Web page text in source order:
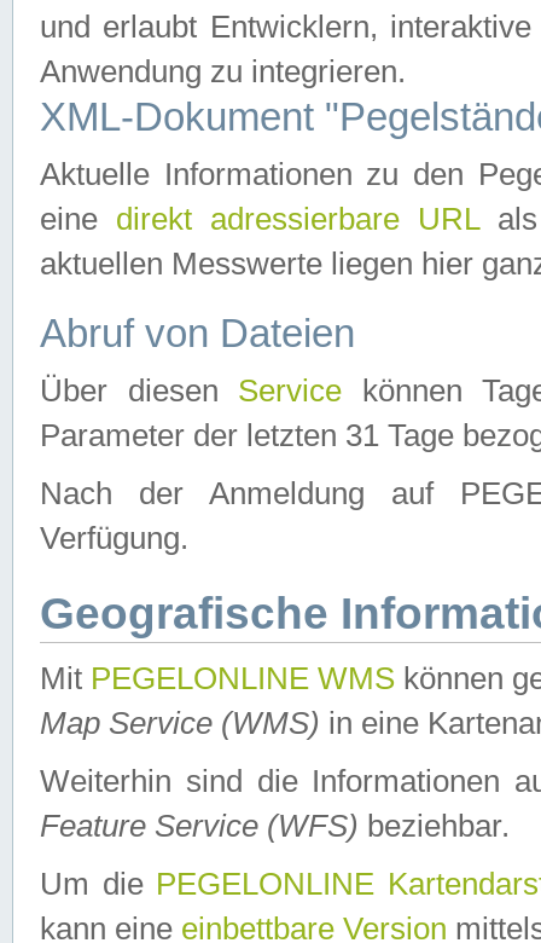
und erlaubt Entwicklern,
Anwendung zu integrieren.
XML-Dokument
Aktuelle Informationen zu den
eine direkt adressierbare URLals
aktuellen Messwerte liegen hier
Abruf von Dateien
Über diesen Service können
Parameter der letzten 31 Tage
Nach der Anmeldung auf
Verfügung.
Geografische
Mit PEGELONLINE WMS können
Map Service (WMS) in eine
Weiterhin sind die Informationen
Feature Service (WFS) beziehbar.
Um die PEGELONLINE
kann eine einbettbare Version